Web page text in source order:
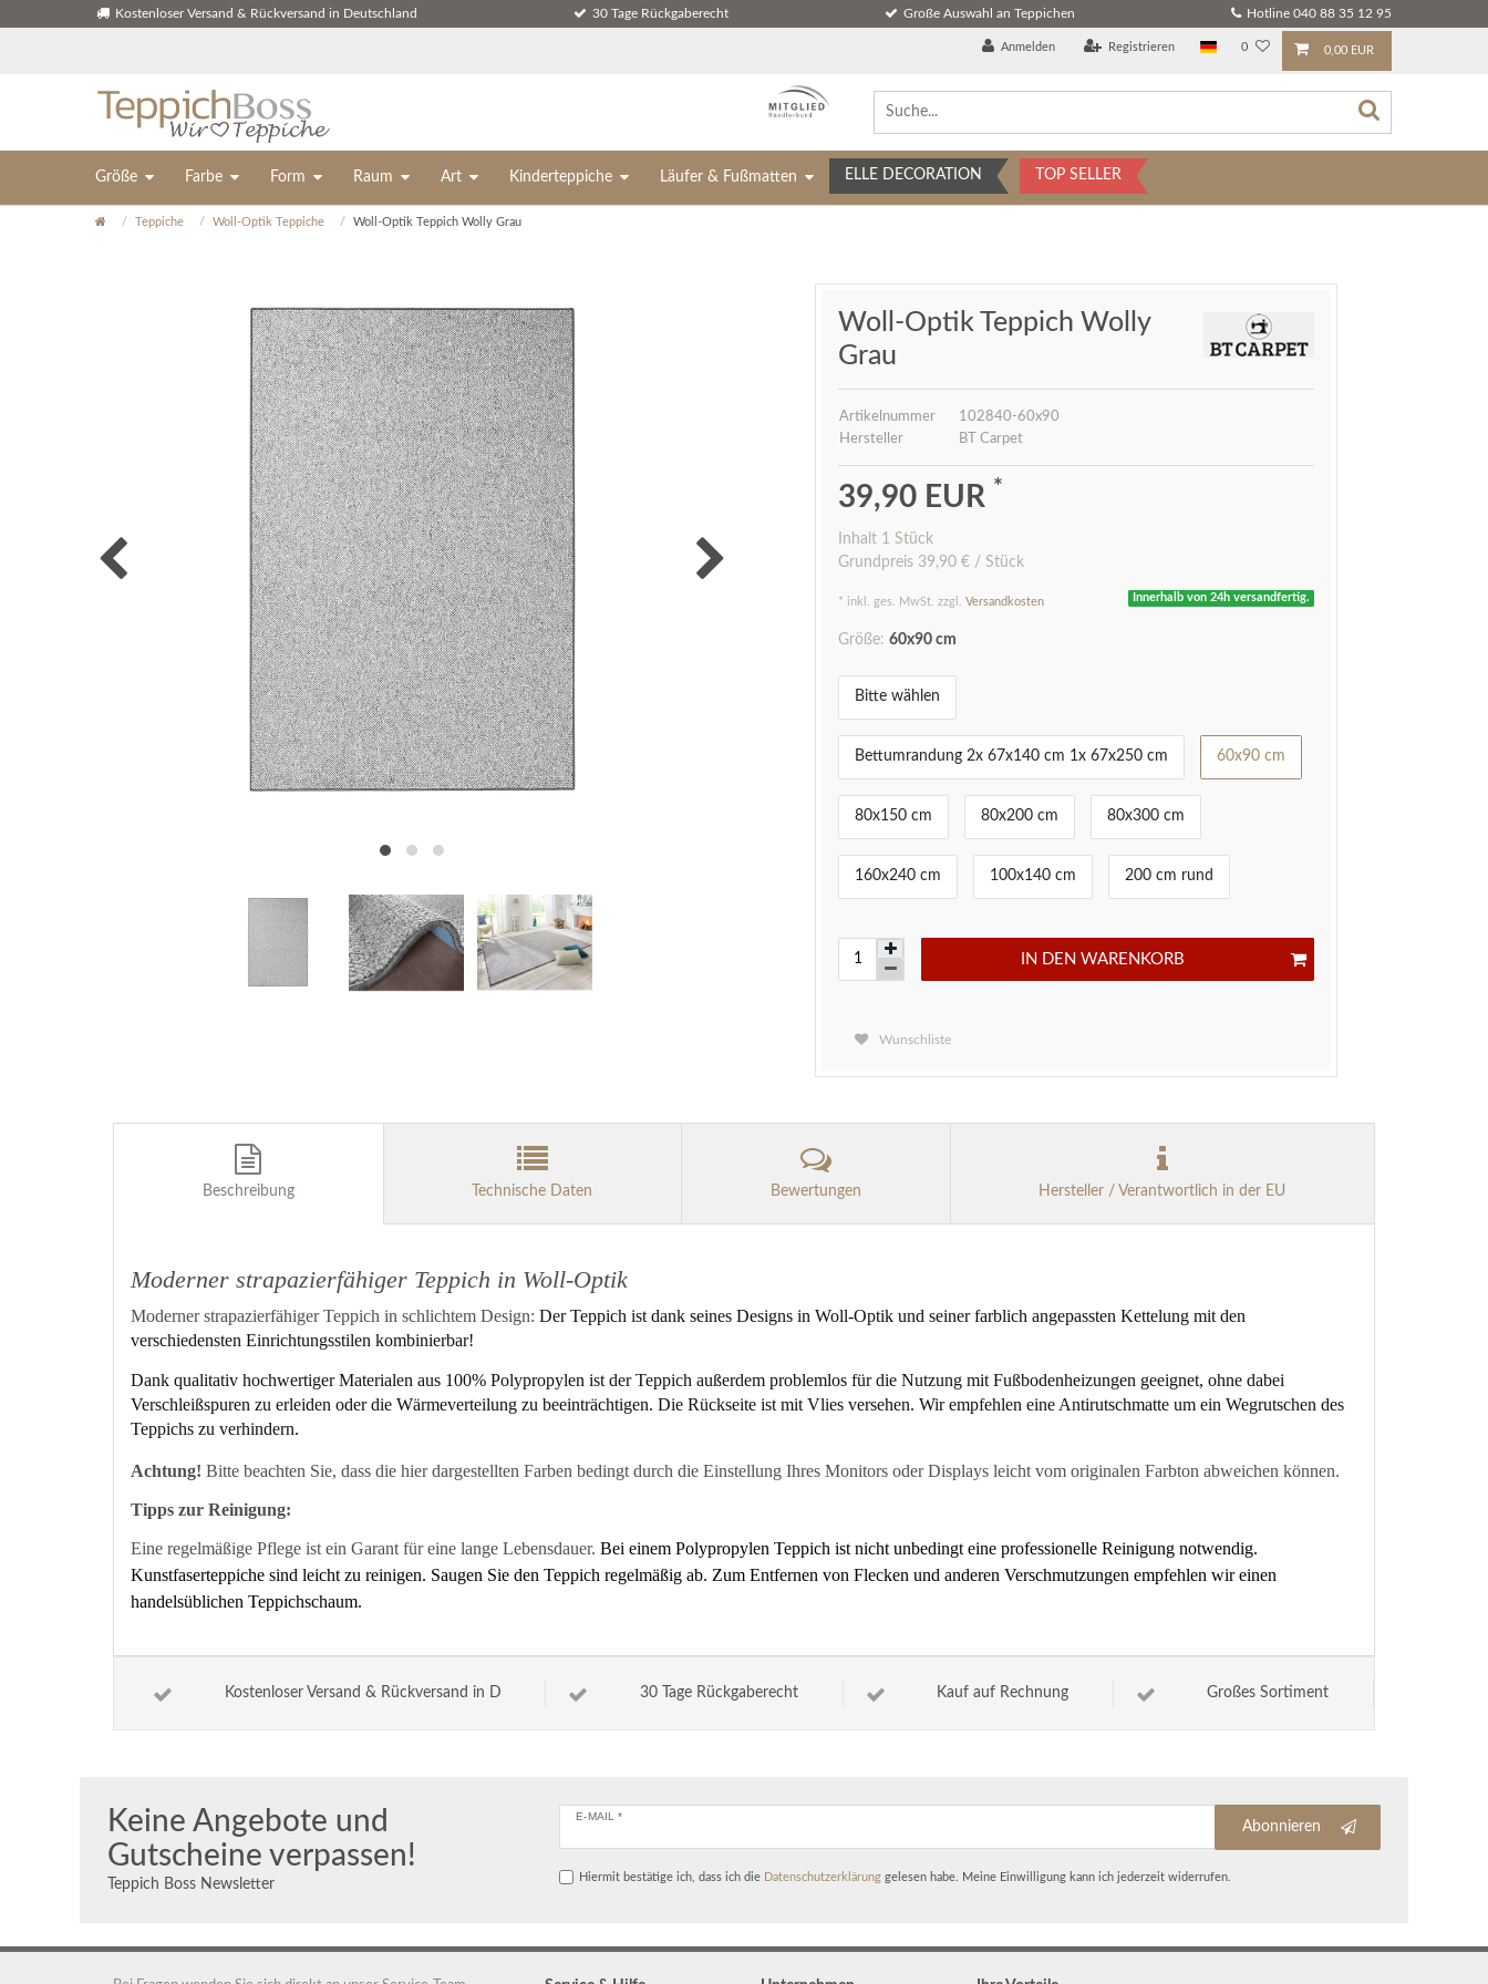
Kostenloser Versand & Rückversand in Deutschland 30 Tage Rückgaberecht Große Auswahl an Teppichen Hotline 040 88 35 12 95
Anmelden Registrieren 0 0,00 EUR
Größe Farbe Form Raum Art Kinderteppiche Läufer & Fußmatten ELLE DECORATION TOP SELLER
Teppiche Woll-Optik Teppiche Woll-Optik Teppich Wolly Grau
Woll-Optik Teppich Wolly
Grau
Artikelnummer
102840-60x90
Hersteller
BT Carpet
39,90 EUR *
Inhalt 1 Stück
Grundpreis 39,90 € / Stück
* inkl. ges. MwSt. zzgl. Versandkosten Innerhalb von 24h versandfertig.
Größe: 60x90 cm
Bitte wählen
Bettumrandung 2x 67x140 cm 1x 67x250 cm 60x90 cm
80x150 cm 80x200 cm 80x300 cm
160x240 cm 100x140 cm 200 cm rund
IN DEN WARENKORB
Wunschliste
Beschreibung Technische Daten Bewertungen Hersteller / Verantwortlich in der EU
Moderner strapazierfähiger Teppich in Woll-Optik
Moderner strapazierfähiger Teppich in schlichtem Design: Der Teppich ist dank seines Designs in Woll-Optik und seiner farblich angepassten Kettelung mit den
verschiedensten Einrichtungsstilen kombinierbar!
Dank qualitativ hochwertiger Materialen aus 100% Polypropylen ist der Teppich außerdem problemlos für die Nutzung mit Fußbodenheizungen geeignet, ohne dabei
Verschleißspuren zu erleiden oder die Wärmeverteilung zu beeinträchtigen. Die Rückseite ist mit Vlies versehen. Wir empfehlen eine Antirutschmatte um ein Wegrutschen des
Teppichs zu verhindern.
Achtung! Bitte beachten Sie, dass die hier dargestellten Farben bedingt durch die Einstellung Ihres Monitors oder Displays leicht vom originalen Farbton abweichen können.
Tipps zur Reinigung:
Eine regelmäßige Pflege ist ein Garant für eine lange Lebensdauer. Bei einem Polypropylen Teppich ist nicht unbedingt eine professionelle Reinigung notwendig.
Kunstfaserteppiche sind leicht zu reinigen. Saugen Sie den Teppich regelmäßig ab. Zum Entfernen von Flecken und anderen Verschmutzungen empfehlen wir einen
handelsüblichen Teppichschaum.
Kostenloser Versand & Rückversand in D 30 Tage Rückgaberecht Kauf auf Rechnung Großes Sortiment
Keine Angebote und
Gutscheine verpassen!
Teppich Boss Newsletter
E-MAIL *
Abonnieren
Hiermit bestätige ich, dass ich die Daten­schutz­erklärunggelesen habe. Meine Einwilligung kann ich jederzeit widerrufen.